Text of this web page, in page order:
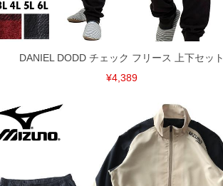
DANIEL DODD チェック フリース 上下セット
¥4,389